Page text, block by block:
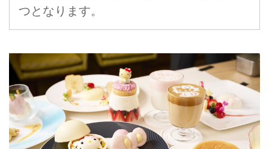
つとなります。